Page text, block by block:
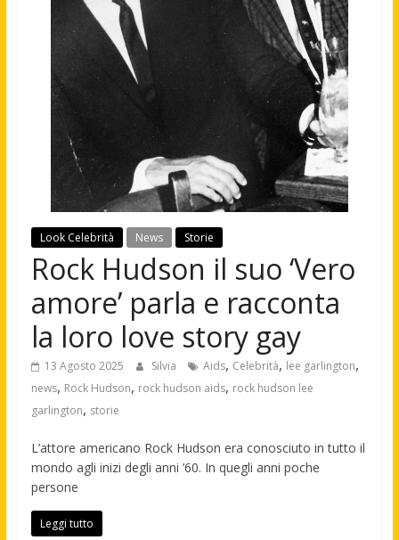
Look Celebrità News Storie
Rock Hudson il suo ‘Vero
amore’ parla e racconta
la loro love story gay
13 Agosto 2025 Silvia Aids, Celebrità, lee garlington,
news, Rock Hudson, rock hudson aids, rock hudson lee
garlington, storie
L’attore americano Rock Hudson era conosciuto in tutto il
mondo agli inizi degli anni ’60. In quegli anni poche
persone
Leggi tutto